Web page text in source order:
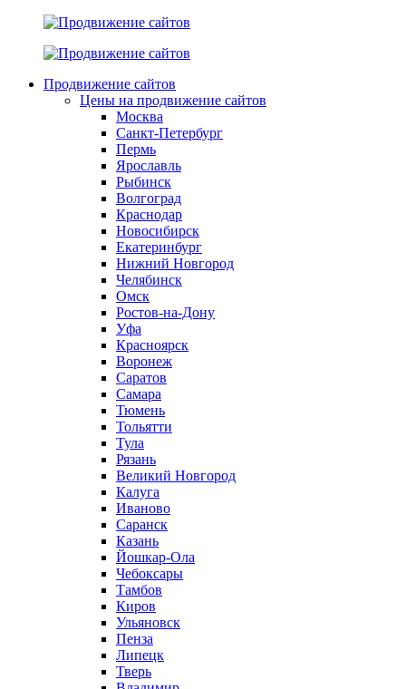
Продвижение сайтов
Цены на продвижение сайтов
Москва
Санкт-Петербург
Пермь
Ярославль
Рыбинск
Волгоград
Краснодар
Новосибирск
Екатеринбург
Нижний Новгород
Челябинск
Омск
Ростов-на-Дону
Уфа
Красноярск
Воронеж
Саратов
Самара
Тюмень
Тольятти
Тула
Рязань
Великий Новгород
Калуга
Иваново
Саранск
Казань
Йошкар-Ола
Чебоксары
Тамбов
Киров
Ульяновск
Пенза
Липецк
Тверь